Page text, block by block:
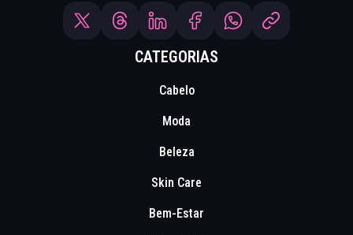
CATEGORIAS
Cabelo
Moda
Beleza
Skin Care
Bem-Estar